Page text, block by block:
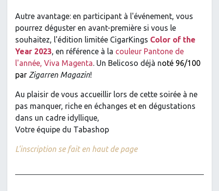
Autre avantage: en participant à l'événement, vous
pourrez déguster en avant-première si vous le
souhaitez, l'édition limitée CigarKings Color of the
Year 2023, en référence à la couleur Pantone de
l'année, Viva Magenta. Un Belicoso déjà noté 96/100
par Zigarren Magazin!
Au plaisir de vous accueillir lors de cette soirée à ne
pas manquer, riche en échanges et en dégustations
dans un cadre idyllique,
Votre équipe du Tabashop
L'inscription se fait en haut de page